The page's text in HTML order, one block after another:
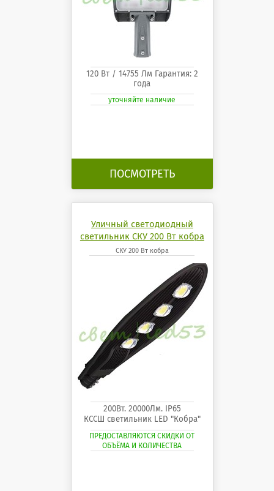
120 Вт / 14755 Лм Гарантия: 2
года
уточняйте наличие
ПОСМОТРЕТЬ
Уличный светодиодный
светильник СКУ 200 Вт кобра
СКУ 200 Вт кобра
200Вт. 20000Лм. IP65
КССШ светильник LED "Кобра"
ПРЕДОСТАВЛЯЮТСЯ СКИДКИ ОТ
ОБЪЁМА И КОЛИЧЕСТВА